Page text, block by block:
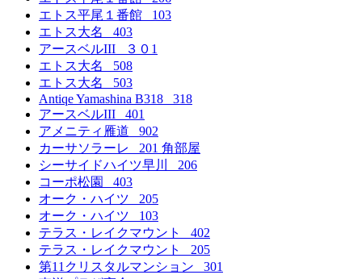
エトス平尾１番館 103
エトス大名 403
アースベルIII ３０1
エトス大名 508
エトス大名 503
Antiqe Yamashina B318 318
アースベルIII 401
アメニティ雁道 902
カーサソラーレ 201 角部屋
シーサイドハイツ早川 206
コーポ松園 403
オーク・ハイツ 205
オーク・ハイツ 103
テラス・レイクマウント 402
テラス・レイクマウント 205
第11クリスタルマンション 301